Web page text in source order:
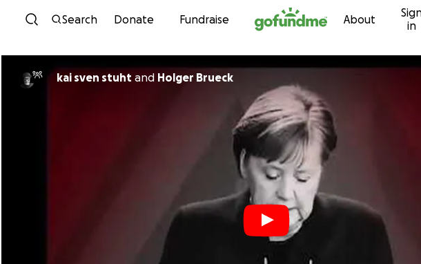
Skip to content
Search Donate Fundraise About
in
kai sven stuht and Holger Brueck